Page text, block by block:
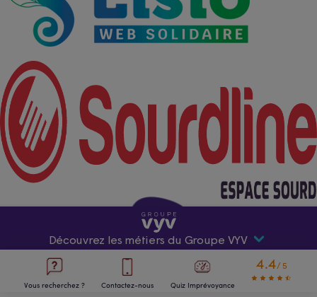
Vous recherchez ? Contactez-nous Quiz Imprévoyance
4.4/5
Découvrez les métiers du Groupe VYV
Premier acteur mutualiste de santé et de protection